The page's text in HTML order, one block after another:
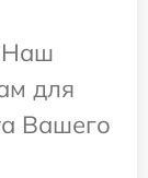
Наш
для
Вашего